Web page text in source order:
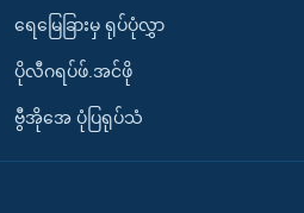
ရေမြေခြားမှ ရုပ်ပုံလွှာ
ပိုလီဂရပ်ဖ်.အင်ဖို
ဗွီအိုအေ ပုံပြရုပ်သံ